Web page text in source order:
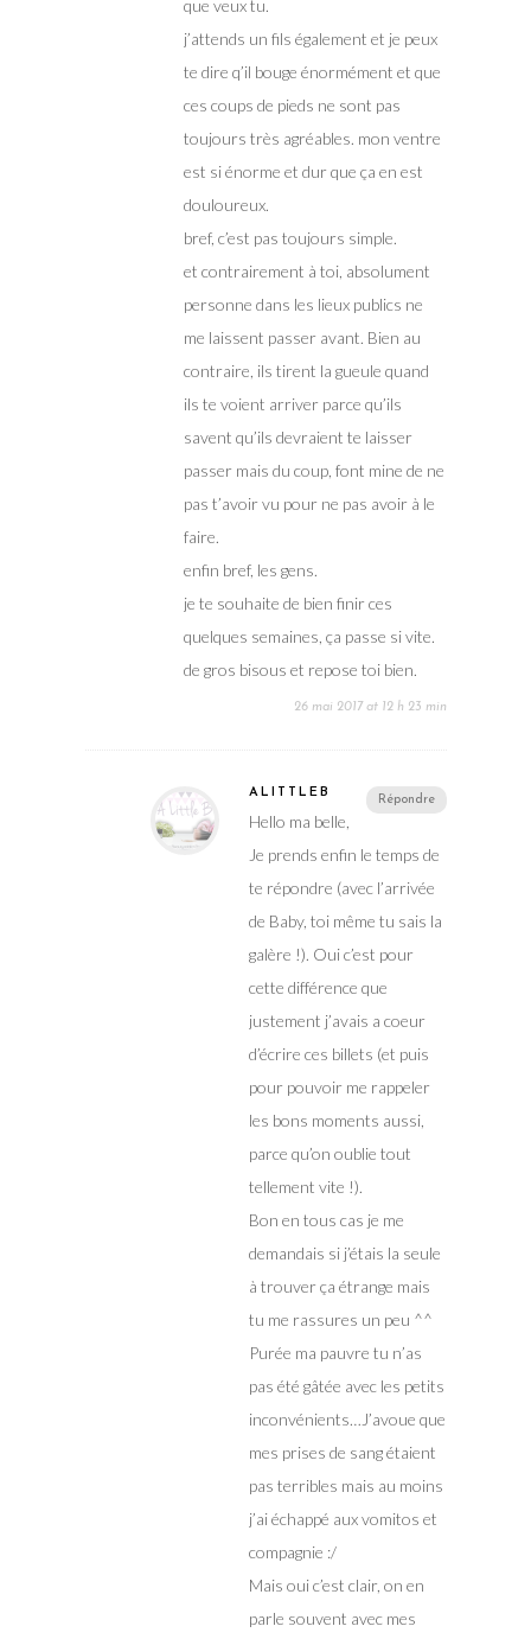
que veux tu.
j’attends un fils également et je peux
te dire q’il bouge énormément et que
ces coups de pieds ne sont pas
toujours très agréables. mon ventre
est si énorme et dur que ça en est
douloureux.
bref, c’est pas toujours simple.
et contrairement à toi, absolument
personne dans les lieux publics ne
me laissent passer avant. Bien au
contraire, ils tirent la gueule quand
ils te voient arriver parce qu’ils
savent qu’ils devraient te laisser
passer mais du coup, font mine de ne
pas t’avoir vu pour ne pas avoir à le
faire.
enfin bref, les gens.
je te souhaite de bien finir ces
quelques semaines, ça passe si vite.
de gros bisous et repose toi bien.
26 mai 2017 at 12 h 23 min
Répondre
ALITTLEB
Hello ma belle,
Je prends enfin le temps de
te répondre (avec l’arrivée
de Baby, toi même tu sais la
galère !). Oui c’est pour
cette différence que
justement j’avais a coeur
d’écrire ces billets (et puis
pour pouvoir me rappeler
les bons moments aussi,
parce qu’on oublie tout
tellement vite !).
Bon en tous cas je me
demandais si j’étais la seule
à trouver ça étrange mais
tu me rassures un peu ^^
Purée ma pauvre tu n’as
pas été gâtée avec les petits
inconvénients…J’avoue que
mes prises de sang étaient
pas terribles mais au moins
j’ai échappé aux vomitos et
compagnie :/
Mais oui c’est clair, on en
parle souvent avec mes